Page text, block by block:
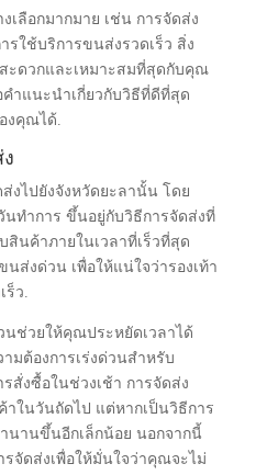
เลือกมากมาย เช่น การจัดส่ง
รใช้บริการขนส่งรวดเร็ว สิ่ง
ะดวกและเหมาะสมที่สุดกับคุณ
ำแนะนำเกี่ยวกับวิธีที่ดีที่สุด
งคุณได้.
งไปยังจังหวัดยะลานั้น โดย
นทำการ ขึ้นอยู่กับวิธีการจัดส่งที่
นค้าภายในเวลาที่เร็วที่สุด
ส่งด่วน เพื่อให้แน่ใจว่ารองเท้า
ร็ว.
นช่วยให้คุณประหยัดเวลาได้
มต้องการเร่งด่วนสำหรับ
สั่งซื้อในช่วงเช้า การจัดส่ง
ในวันถัดไป แต่หากเป็นวิธีการ
นานขึ้นอีกเล็กน้อย นอกจากนี้
จัดส่งเพื่อให้มั่นใจว่าคุณจะไม่